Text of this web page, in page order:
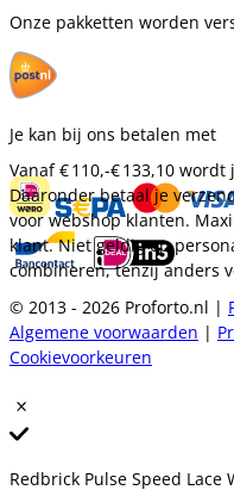
Onze pakketten worden
Je kan bij ons betalen met
Vanaf€ 110,-€ 133,10 wordt
Daaronder betaal je
voor webshop klanten.
klant. Niet geldig op
combineren, tenzij anders
© 2013 - 2026 Proforto.nl |
Algemene voorwaarden |
Cookievoorkeuren
Redbrick Pulse Speed Lace